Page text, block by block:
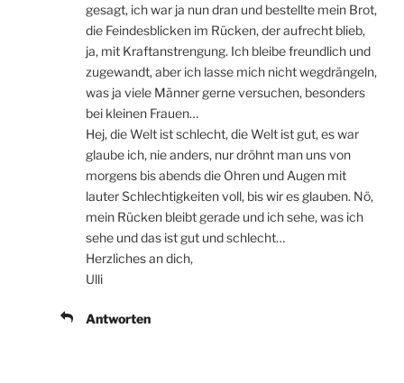
gesagt, ich war ja nun dran und bestellte mein Brot,
die Feindesblicken im Rücken, der aufrecht blieb,
ja, mit Kraftanstrengung. Ich bleibe freundlich und
zugewandt, aber ich lasse mich nicht wegdrängeln,
was ja viele Männer gerne versuchen, besonders
bei kleinen Frauen…
Hej, die Welt ist schlecht, die Welt ist gut, es war
glaube ich, nie anders, nur dröhnt man uns von
morgens bis abends die Ohren und Augen mit
lauter Schlechtigkeiten voll, bis wir es glauben. Nö,
mein Rücken bleibt gerade und ich sehe, was ich
sehe und das ist gut und schlecht…
Herzliches an dich,
Ulli
Antworten